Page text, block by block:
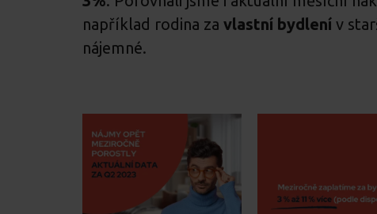
například rodina za vlastní bydlení v
nájemné.